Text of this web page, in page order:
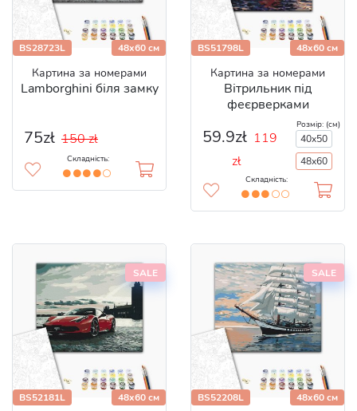
BS28723L 48x60 см
Картина за номерами
Lamborghini біля замку
75zł 150 zł
Складність:
BS51798L 48x60 см
Картина за номерами
Вітрильник під
феєрверками
59.9zł 119
zł
Розмір: (см)
40x50
48x60
Складність:
SALE
BS52181L 48x60 см
SALE
BS52208L 48x60 см